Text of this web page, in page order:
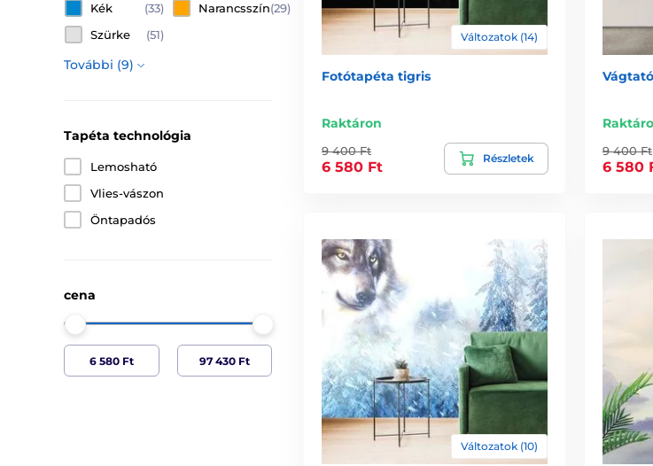
Kék
(33) Narancsszín(29)
Szürke
(51)
További (9)
Tapéta technológia
Lemosható
Vlies-vászon
Öntapadós
cena
Változatok (14)
Fotótapéta tigris
Raktáron
9 400 Ft
6 580 Ft
Részletek
9 400 Ft
6 580
Változatok (10)